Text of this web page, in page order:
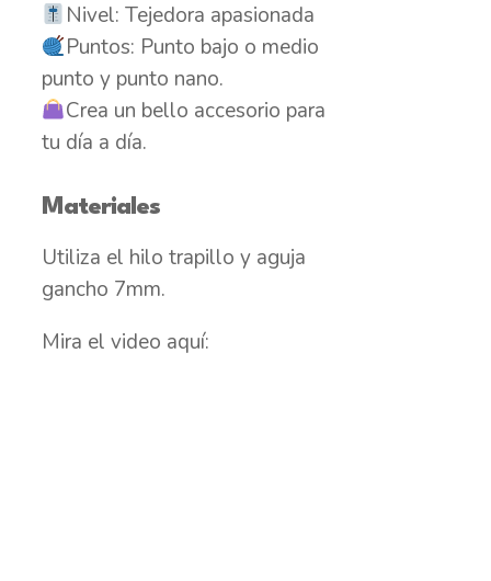
Nivel: Tejedora apasionada
Puntos: Punto bajo o medio
punto y punto nano.
Crea un bello accesorio para
tu día a día.
Materiales
Utiliza el hilo trapillo y aguja
gancho 7mm.
Mira el video aquí: